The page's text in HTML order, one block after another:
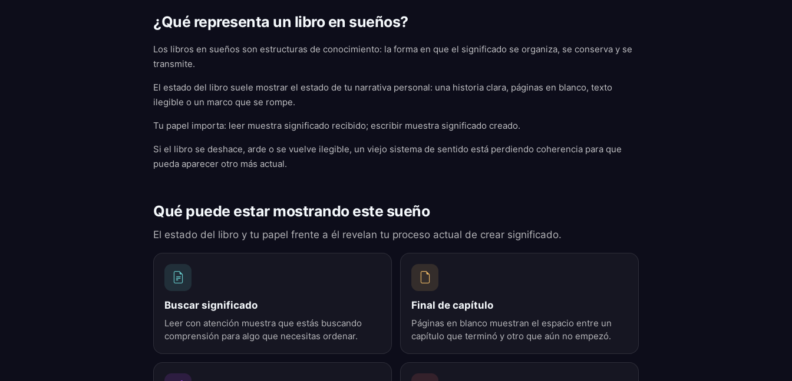
¿Qué representa un libro en sueños?
Los libros en sueños son estructuras de conocimiento: la forma en que el significado se organiza, se conserva y se
transmite.
El estado del libro suele mostrar el estado de tu narrativa personal: una historia clara, páginas en blanco, texto
ilegible o un marco que se rompe.
Tu papel importa: leer muestra significado recibido; escribir muestra significado creado.
Si el libro se deshace, arde o se vuelve ilegible, un viejo sistema de sentido está perdiendo coherencia para que
pueda aparecer otro más actual.
Qué puede estar mostrando este sueño
El estado del libro y tu papel frente a él revelan tu proceso actual de crear significado.
Buscar significado
Leer con atención muestra que estás buscando
comprensión para algo que necesitas ordenar.
Final de capítulo
Páginas en blanco muestran el espacio entre un
capítulo que terminó y otro que aún no empezó.